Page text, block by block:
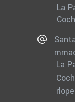
La
La